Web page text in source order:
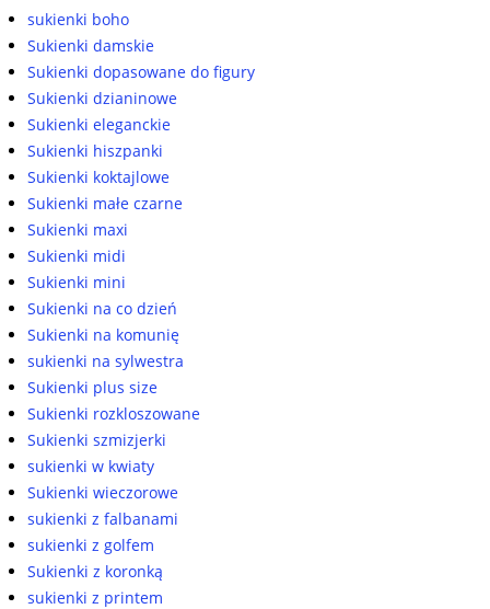
sukienki boho
Sukienki damskie
Sukienki dopasowane do figury
Sukienki dzianinowe
Sukienki eleganckie
Sukienki hiszpanki
Sukienki koktajlowe
Sukienki małe czarne
Sukienki maxi
Sukienki midi
Sukienki mini
Sukienki na co dzień
Sukienki na komunię
sukienki na sylwestra
Sukienki plus size
Sukienki rozkloszowane
Sukienki szmizjerki
sukienki w kwiaty
Sukienki wieczorowe
sukienki z falbanami
sukienki z golfem
Sukienki z koronką
sukienki z printem